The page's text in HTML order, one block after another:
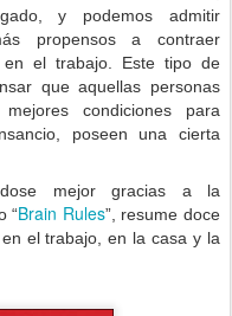
y podemos admitir
propensos a contraer
el trabajo. Este tipo de
que aquellas personas
condiciones para
poseen una cierta
mejor gracias a la
“Brain Rules”, resume doce
el trabajo, en la casa y la